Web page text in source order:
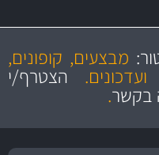
מחירים
הוגנים
מוצרים איכותי
מבצעים, קופונים,
הצטרף/י
בקשר.